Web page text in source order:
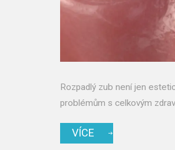
Rozpadlý zub není jen
problémům s celkovým
VÍCE